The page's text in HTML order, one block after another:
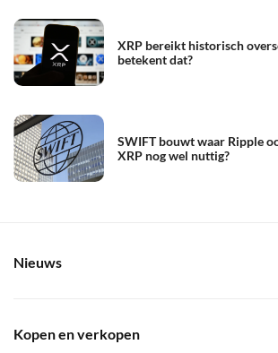
XRP bereikt historisch
betekent dat?
SWIFT bouwt waar Ripple
XRP nog wel nuttig?
Nieuws
Kopen en verkopen